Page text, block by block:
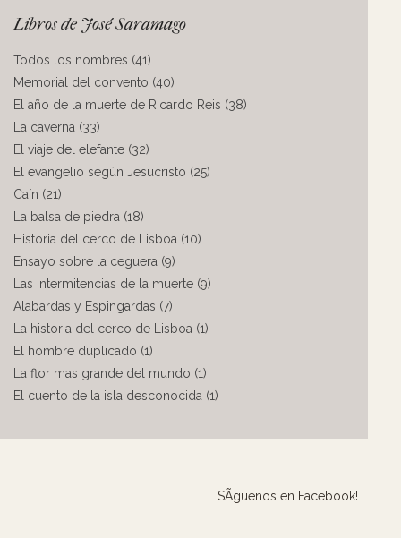
Libros de José Saramago
Todos los nombres (41)
Memorial del convento (40)
El año de la muerte de Ricardo Reis (38)
La caverna (33)
El viaje del elefante (32)
El evangelio según Jesucristo (25)
Caín (21)
La balsa de piedra (18)
Historia del cerco de Lisboa (10)
Ensayo sobre la ceguera (9)
Las intermitencias de la muerte (9)
Alabardas y Espingardas (7)
La historia del cerco de Lisboa (1)
El hombre duplicado (1)
La flor mas grande del mundo (1)
El cuento de la isla desconocida (1)
SÃ­guenos en Facebook!